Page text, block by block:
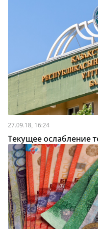
27.09.18, 16:24
Текущее ослабление